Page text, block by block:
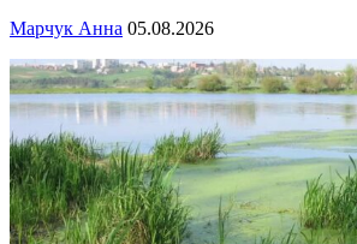
Марчук Анна 05.08.2026